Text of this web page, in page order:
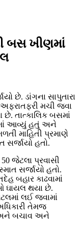
બસ ખીણમાં
છે. ડાંગના સાપુતારા
મચી જવા
છે. તાત્કાલિક બસમાં
આવ્યું હતું અને
માહિતી પ્રમાણે
હતો.
જેટલા પ્રવાસી
સર્જાયો હતો.
બહાર કાઢવામાં
ઘાયલ થયા છે.
લઈ જવામાં
તેમજ
અને બચાવ અને